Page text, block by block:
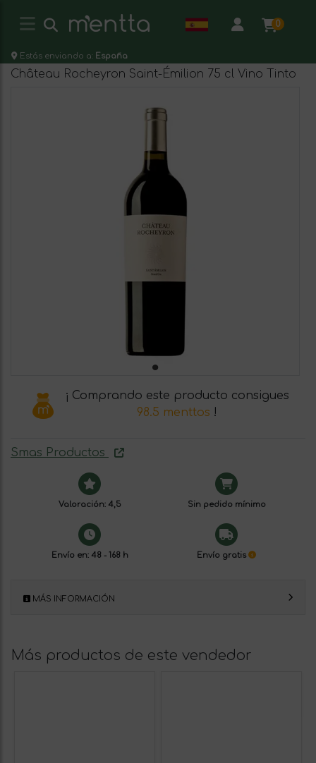
0
Estás enviando a: España
Château Rocheyron Saint-Émilion 75 cl Vino Tinto
¡ Comprando este producto consigues
98.5 menttos !
Smas Productos
Valoración: 4,5 Sin pedido mínimo
Envío en: 48 - 168 h Envío gratis
MÁS INFORMACIÓN
Más productos de este vendedor